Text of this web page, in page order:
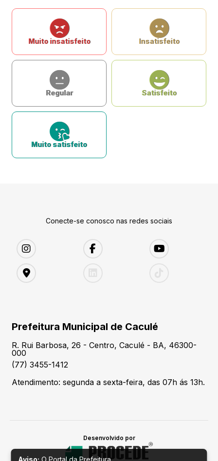
Muito insatisfeito Insatisfeito
Regular Satisfeito
Muito satisfeito
Conecte-se conosco nas redes sociais
Prefeitura Municipal de Caculé
R. Rui Barbosa, 26 - Centro, Caculé - BA, 46300-
000
(77) 3455-1412
Atendimento: segunda a sexta-feira, das 07h ás 13h.
Desenvolvido por
Aviso: O Portal da Prefeitura